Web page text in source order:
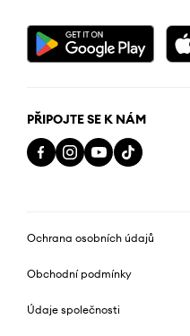
PŘIPOJTE SE K NÁM
Ochrana osobních údajů
Obchodní podmínky
Údaje společnosti